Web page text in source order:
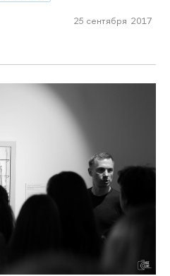
25 сентября 2017